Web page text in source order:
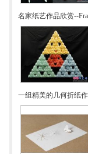
名家纸艺作品欣赏--
一组精美的几何折纸